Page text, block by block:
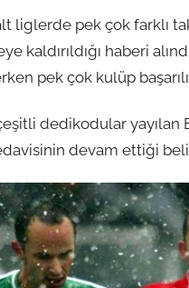
liglerde pek çok farklı
kaldırıldığı haberi
pek çok kulüp
dedikodular
devam ettiği